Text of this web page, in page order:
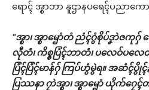
ရောၚ် အ္စာဘာ နူဌာနပရေၚ်ပညာက
“အ္စာ၊ အ္စာၝောံတံ ညံၚ်ဂွံစိုပ်ဒၞာဲဇကု
လီုတံ၊ ကိစ္စပြံၚ်ဘာတံ၊ ပလေဝ်ပလေ
ပြံၚ်ပြံၚ်မာန်ဂှ် ကြပ်ဟွံမွဲရ။ အဆံၚ်
ပြဿနာ ဂၠာဲအ္စာ၊ အ္စာၝောံ ယိုက်ဂၠ